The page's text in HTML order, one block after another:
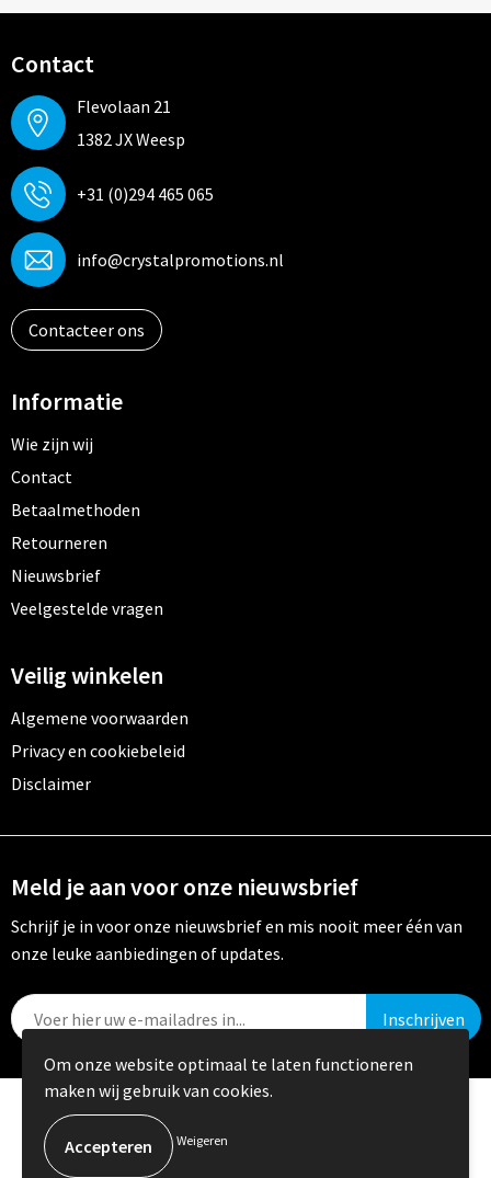
Contact
Flevolaan 21
1382 JX Weesp
+31 (0)294 465 065
info@crystalpromotions.nl
Contacteer ons
Informatie
Wie zijn wij
Contact
Betaalmethoden
Retourneren
Nieuwsbrief
Veelgestelde vragen
Veilig winkelen
Algemene voorwaarden
Privacy en cookiebeleid
Disclaimer
Meld je aan voor onze nieuwsbrief
Schrijf je in voor onze nieuwsbrief en mis nooit meer één van
onze leuke aanbiedingen of updates.
© Copyright Crystal Promotions 2024
Om onze website optimaal te laten functioneren
maken wij gebruik van cookies.
Weigeren